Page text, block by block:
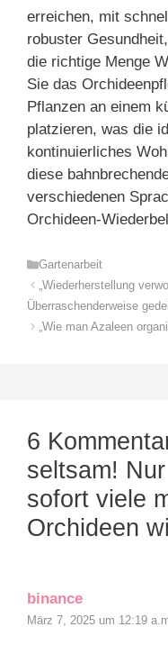
erreichen, mit
robuster
die richtige Menge
Sie das
Pflanzen an einem
platzieren, was die
kontinuierliches
diese
verschiedenen
Orchideen-
Kategorien
Gartenarbeit
„Wiederherstellung
Überraschenderweise
„Wie man Azaleen
6
seltsam!
sofort viele
Orchideen
binance
März 7, 2025 um 12:19